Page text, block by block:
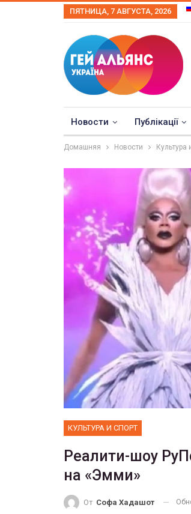
ПЯТНИЦА, 7 АВГУСТА, 2026
Новости Публікації
Домашняя Новости Культура
КУЛЬТУРА И СПОРТ
Реалити-шоу
на «Эмми»
От Софа Хадашот